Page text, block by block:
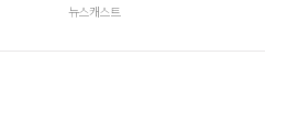
뉴스캐스트